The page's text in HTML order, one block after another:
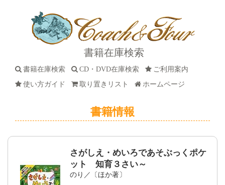
書籍在庫検索
書籍在庫検索 CD・DVD在庫検索
ご利用案内
使い方ガイド
取り置きリスト ホームページ
書籍情報
さがしえ・めいろであそぶっくポケ
ット 知育３さい～
のり／〔ほか著〕